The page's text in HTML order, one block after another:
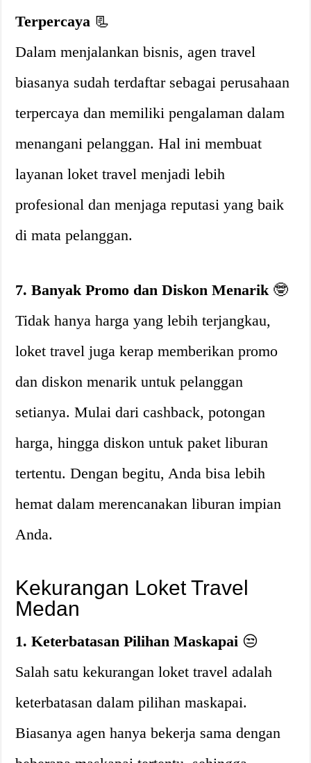
Terpercaya 📃
Dalam menjalankan bisnis, agen travel
biasanya sudah terdaftar sebagai perusahaan
terpercaya dan memiliki pengalaman dalam
menangani pelanggan. Hal ini membuat
layanan loket travel menjadi lebih
profesional dan menjaga reputasi yang baik
di mata pelanggan.
7. Banyak Promo dan Diskon Menarik🤓
Tidak hanya harga yang lebih terjangkau,
loket travel juga kerap memberikan promo
dan diskon menarik untuk pelanggan
setianya. Mulai dari cashback, potongan
harga, hingga diskon untuk paket liburan
tertentu. Dengan begitu, Anda bisa lebih
hemat dalam merencanakan liburan impian
Anda.
Kekurangan Loket Travel
Medan
1. Keterbatasan Pilihan Maskapai 😒
Salah satu kekurangan loket travel adalah
keterbatasan dalam pilihan maskapai.
Biasanya agen hanya bekerja sama dengan